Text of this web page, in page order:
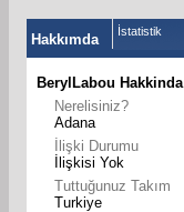
Hakkımda İstatistik
BerylLabou Hakkinda
Nerelisiniz?
Adana
İlişki Durumu
İlişkisi Yok
Tuttuğunuz Takım
Turkiye